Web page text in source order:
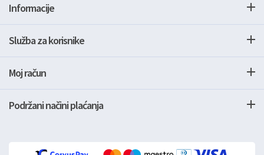
Informacije
Služba za korisnike
Moj račun
Podržani načini plaćanja